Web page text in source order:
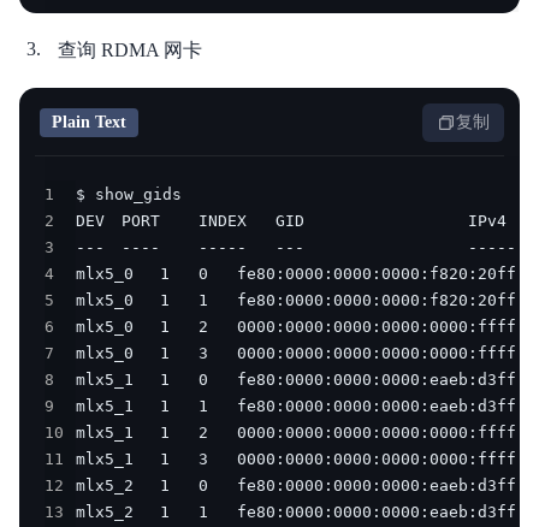
查询 RDMA 网卡
Plain Text 复制
1
2
3
4
5
6
7
8
9
10
11
12
13